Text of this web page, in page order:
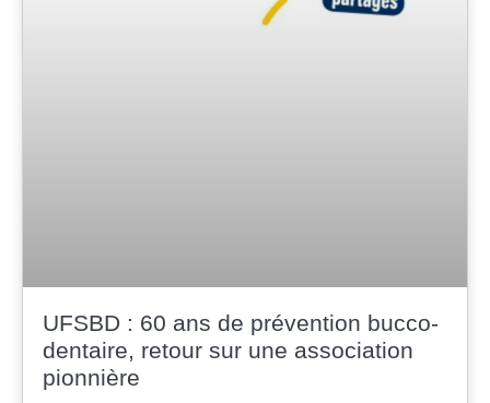
UFSBD : 60 ans de prévention bucco-
dentaire, retour sur une association
pionnière